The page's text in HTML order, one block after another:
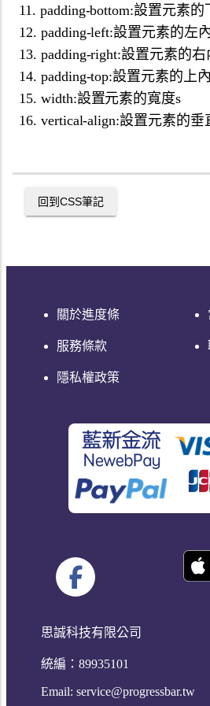
11. padding-bottom:設置元素的
12. padding-left:設置元素的左
13. padding-right:設置元素的右
14. padding-top:設置元素的上
15. width:設置元素的寬度s
16. vertical-align:設置元素的垂
回到 CSS筆記
關於進度條
服務條款
隱私權政策
思誠科技有限公司
統編：89935101
Email: service@progressbar.tw